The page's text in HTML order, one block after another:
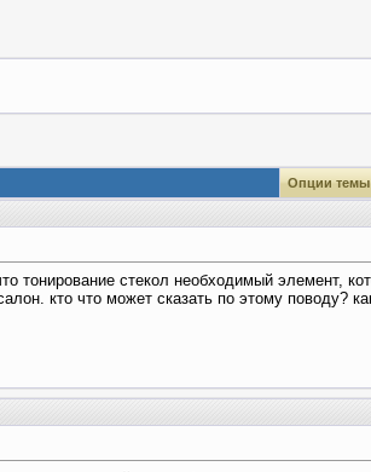
Опции темы
тонирование стекол необходимый элемент,
кто что может сказать по этому поводу?